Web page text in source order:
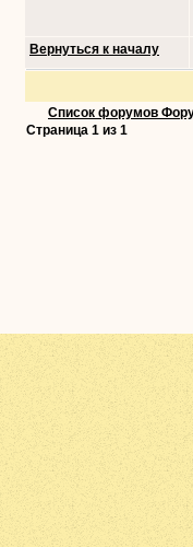
Вернуться к началу
Список форумов
Страница 1 из 1